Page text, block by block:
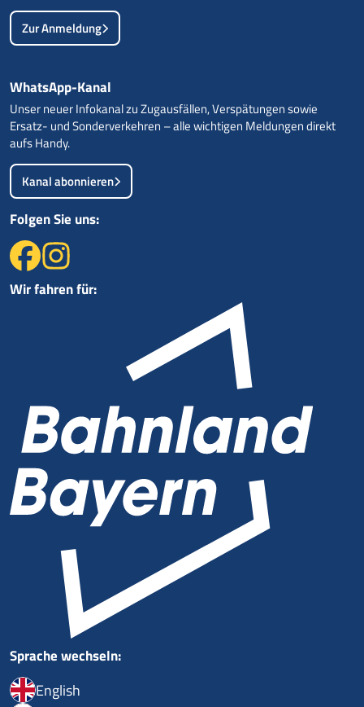
Zur Anmeldung
WhatsApp-Kanal
Unser neuer Infokanal zu Zugausfällen, Verspätungen sowie
Ersatz- und Sonderverkehren – alle wichtigen Meldungen direkt
aufs Handy.
Kanal abonnieren
Folgen Sie uns:
Wir fahren für:
Sprache wechseln:
English